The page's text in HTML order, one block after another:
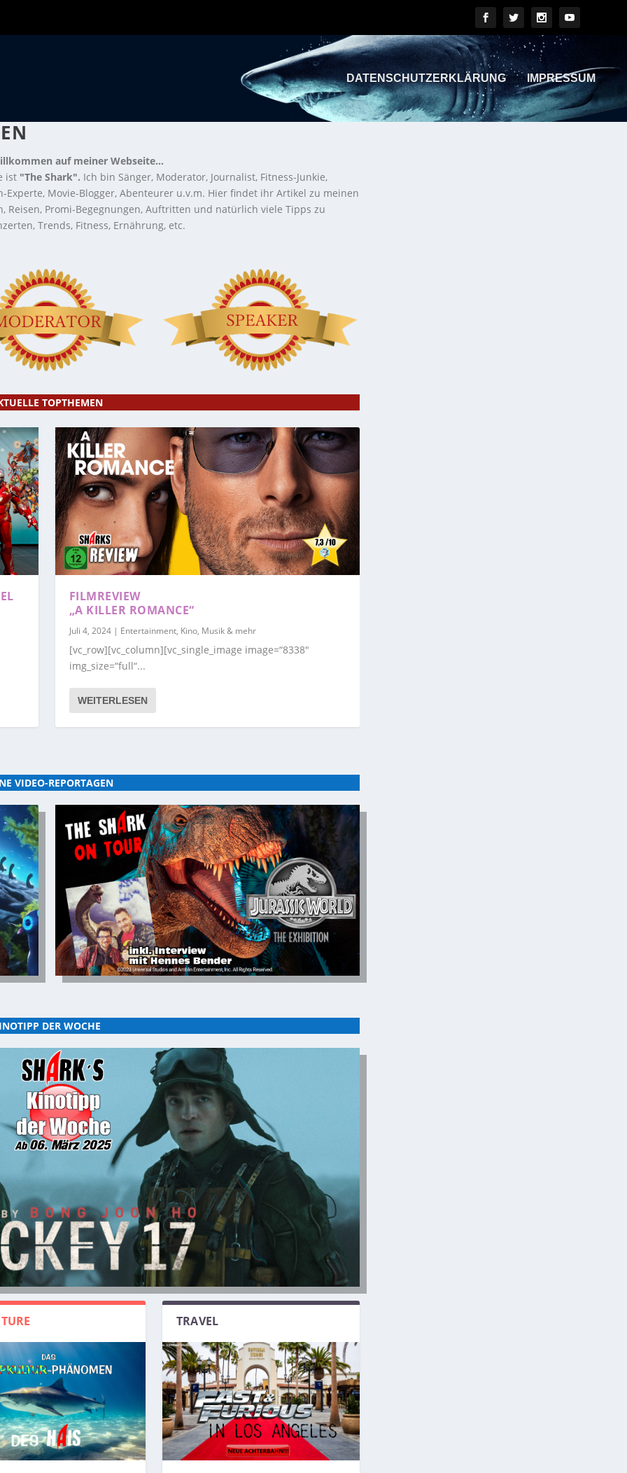
DATENSCHUTZERKLÄRUNG IMPRESSUM
auf meiner Webseite...
ist "The Shark". Ich bin Sänger, Moderator, Journalist, Fitness-Junkie,
Experte, Movie-Blogger, Abenteurer u.v.m. Hier findet ihr Artikel zu meinen
Reisen, Promi-Begegnungen, Auftritten und natürlich viele Tipps zu
Trends, Fitness, Ernährung, etc.
TOPTHEMEN
FILMREVIEW
„A KILLER ROMANCE“
Juli 4, 2024| Entertainment, Kino, Musik & mehr
[vc_row][vc_column][vc_single_image image=“8338″
img_size=“full“...
WEITERLESEN
VIDEO-REPORTAGEN
DER WOCHE
TRAVEL